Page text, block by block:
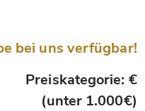
bei uns verfügbar!
Preiskategorie: €
(unter 1.000€)